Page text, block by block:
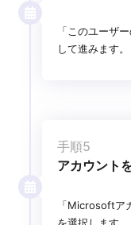
「このユーザ
して進みます。
手順5
アカウント
「Microsoftア
を選択します。